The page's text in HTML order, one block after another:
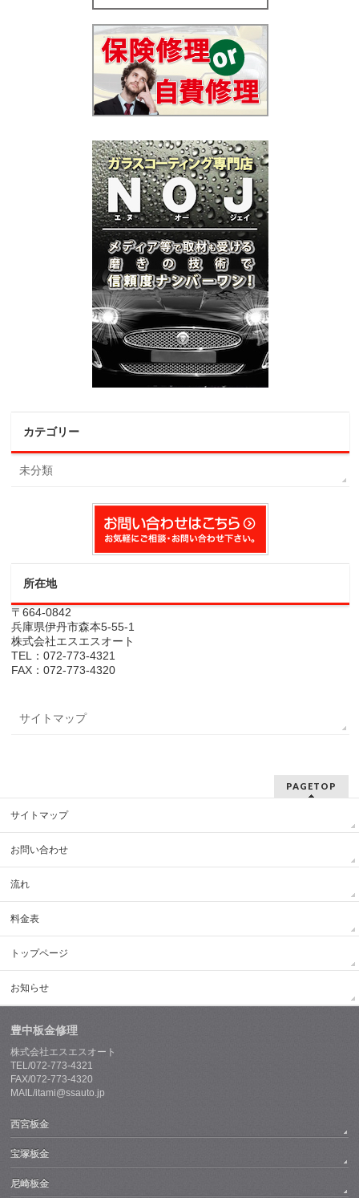
カテゴリー
未分類
所在地
〒664-0842
兵庫県伊丹市森本5-55-1
株式会社エスエスオート
TEL：072-773-4321
FAX：072-773-4320
サイトマップ
PAGETOP
サイトマップ
お問い合わせ
流れ
料金表
トップページ
お知らせ
豊中板金修理
株式会社エスエスオート
TEL/072-773-4321
FAX/072-773-4320
MAIL/itami@ssauto.jp
西宮板金
宝塚板金
尼崎板金